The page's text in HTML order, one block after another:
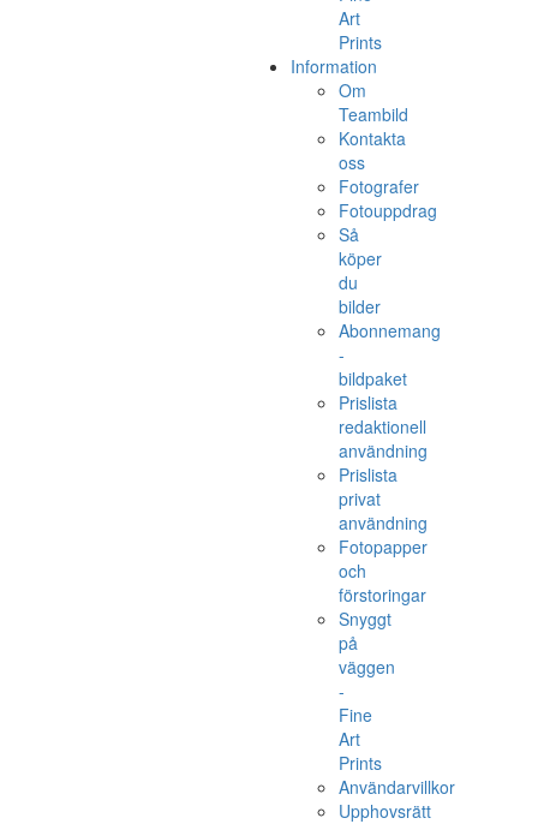
Art
Prints
Information
Om
Teambild
Kontakta
oss
Fotografer
Fotouppdrag
Så
köper
du
bilder
Abonnemang
-
bildpaket
Prislista
redaktionell
användning
Prislista
privat
användning
Fotopapper
och
förstoringar
Snyggt
på
väggen
-
Fine
Art
Prints
Användarvillkor
Upphovsrätt